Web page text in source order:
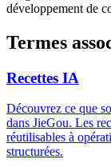
développement de
Termes
Recettes IA
Découvrez ce que
dans JieGou. Les
réutilisables à
structurées.